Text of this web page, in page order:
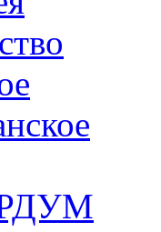
РДУМ